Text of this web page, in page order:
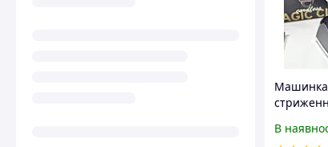
Машинка
08148-
В